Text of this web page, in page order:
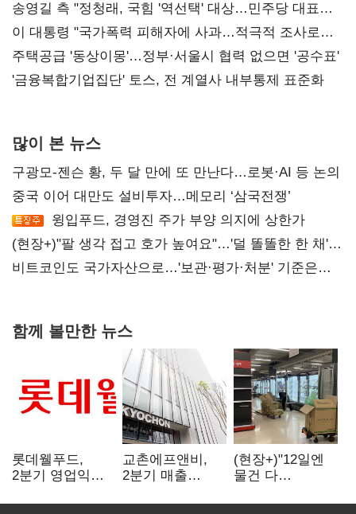
리모델링' 제안
송영길 측 "정청래, 국힘 '역선택' 대상…민주당 대표로
총선 지휘 못해"
이 대통령 "국가폭력 피해자에 사과…적극적 조사로
진실 밝혀야"
주택공급 '동상이몽'…정부·서울시 협력 없으면 '공수표'
'금융복합기업집단' 토스, 전 계열사 내부통제 표준화
많이 본 뉴스
구광모-젠슨 황, 두 달 만에 또 만난다…로봇·AI 등 논의
중국 이어 대만도 설비투자…메모리 ‘삼국전쟁’
윙입푸드, 경영진 주가 부양 의지에 상한가
(현장+)"팔 생각 접고 호가 높여요"…'덜 똘똘한 한 채'
20억 키맞추기
비트코인도 국가자산으로…'보관·평가·처분' 기준은
함께 볼만한 뉴스
롯데웰푸드,
2분기 영업익
사업이 실적 견인
교촌에프앤비,
2분기 매출
전년보다 4.9%↑
(현장+)"12일엔
물건 다
매대 채우며 문